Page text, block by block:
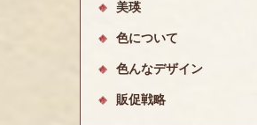
美瑛
色について
色んなデザイン
販促戦略